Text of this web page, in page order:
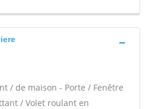
/ de maison - Porte / Fenêtre
/ Volet roulant en